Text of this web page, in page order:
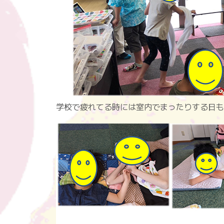
学校で疲れてる時には室内でまったりする日